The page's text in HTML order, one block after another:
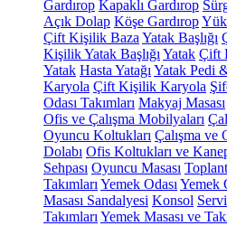
Gardırop Kapaklı Gardırop
Açık Dolap Köşe Gardırop
Çift Kişilik Baza Yatak Başlığı
Kişilik Yatak Başlığı Yatak Çift
Yatak Hasta Yatağı Yatak Pedi
Karyola Çift Kişilik Karyola
Odası Takımları Makyaj Masası
Ofis ve Çalışma Mobilyaları
Oyuncu Koltukları Çalışma ve
Dolabı Ofis Koltukları ve
Sehpası Oyuncu Masası
Takımları Yemek Odası Yemek
Masası Sandalyesi Konsol
Takımları Yemek Masası ve